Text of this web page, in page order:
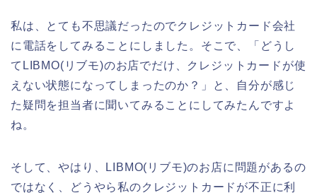
私は、とても不思議だったのでクレジットカード会社
に電話をしてみることにしました。そこで、「どうし
てLIBMO(リブモ)のお店でだけ、クレジットカードが使
えない状態になってしまったのか？」と、自分が感じ
た疑問を担当者に聞いてみることにしてみたんですよ
ね。
そして、やはり、LIBMO(リブモ)のお店に問題があるの
ではなく、どうやら私のクレジットカードが不正に利